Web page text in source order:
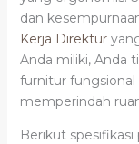
dan
Kerja Direktur
Anda miliki, Anda
furnitur fungsional
memperindah
Berikut spesifikasi